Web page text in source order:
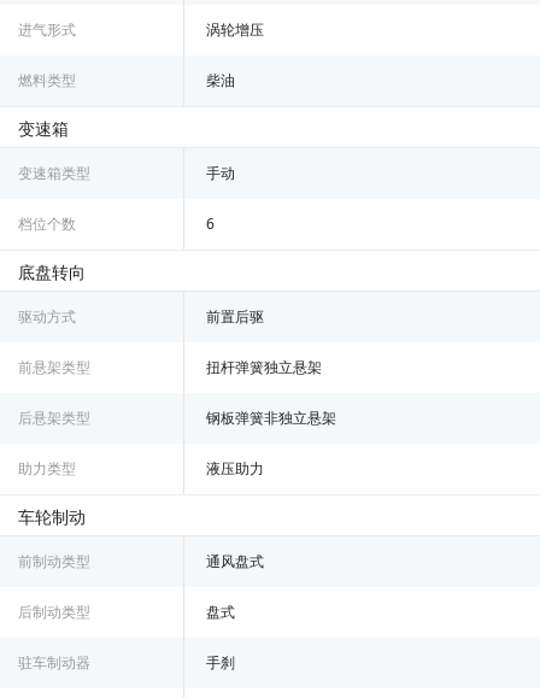
进气形式 涡轮增压
燃料类型 柴油
变速箱
变速箱类型 手动
档位个数 6
底盘转向
驱动方式 前置后驱
前悬架类型 扭杆弹簧独立悬架
后悬架类型 钢板弹簧非独立悬架
助力类型 液压助力
车轮制动
前制动类型 通风盘式
后制动类型 盘式
驻车制动器 手刹